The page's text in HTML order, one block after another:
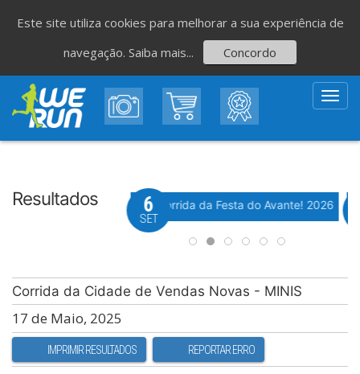
Resultados
de São Romão Evento WeTiming
37ª Corrida da Festa do Avante! 2026
6
SET
Corrida da Cidade de Vendas Novas - MINIS
17 de Maio, 2025
IMPRIMIR RESULTADOS REPORTAR ERRO
Este site utiliza cookies para melhorar a sua experiência de
navegação. Saiba mais... Concordo